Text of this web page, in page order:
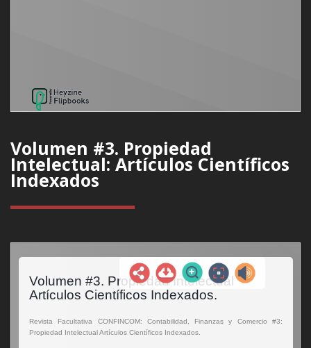
Volumen #3. Propiedad
Intelectual: Artículos Científicos
Indexados